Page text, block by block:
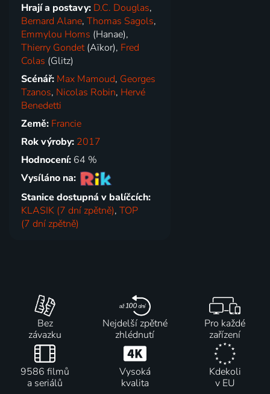
Hrají a postavy: D.C. Douglas,
Bernard Alane,Thomas Sagols,
Emmylou Homs (Hanae),
Thierry Gondet(Aïkor), Fred
Colas (Glitz)
Scénář: Max Mamoud, Georges
Tzanos, Nicolas Robin, Hervé
Benedetti
Země: Francie
Rok výroby: 2017
Hodnocení: 64 %
Vysíláno na:
Stanice dostupná v balíčcích:
KLASIK (7 dní zpětně),TOP
(7 dní zpětně)
Bez
závazku
Nejdelší zpětné
zhlédnutí
Pro každé
zařízení
9586 filmů
a seriálů
Vysoká
kvalita
Kdekoli
v EU